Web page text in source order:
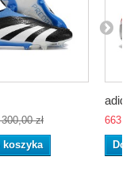
zł
koszyka